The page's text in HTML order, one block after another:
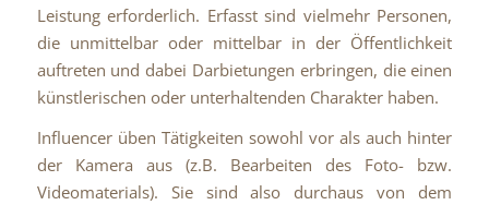
Leistung erforderlich. Erfasst sind vielmehr Personen,
die unmittelbar oder mittelbar in der Öffentlichkeit
auftreten und dabei Darbietungen erbringen, die einen
künstlerischen oder unterhaltenden Charakter haben.
Influencer üben Tätigkeiten sowohl vor als auch hinter
der Kamera aus (z.B. Bearbeiten des Foto- bzw.
Videomaterials). Sie sind also durchaus von dem